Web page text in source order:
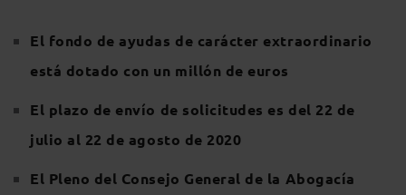
El fondo de ayudas de carácter extraordinario
está dotado con un millón de euros
El plazo de envío de solicitudes es del 22 de
julio al 22 de agosto de 2020
El Pleno del Consejo General de la Abogacía